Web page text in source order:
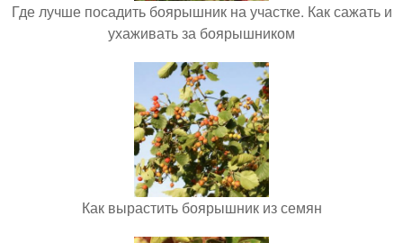
Где лучше посадить боярышник на участке. Как сажать и
ухаживать за боярышником
Как вырастить боярышник из семян